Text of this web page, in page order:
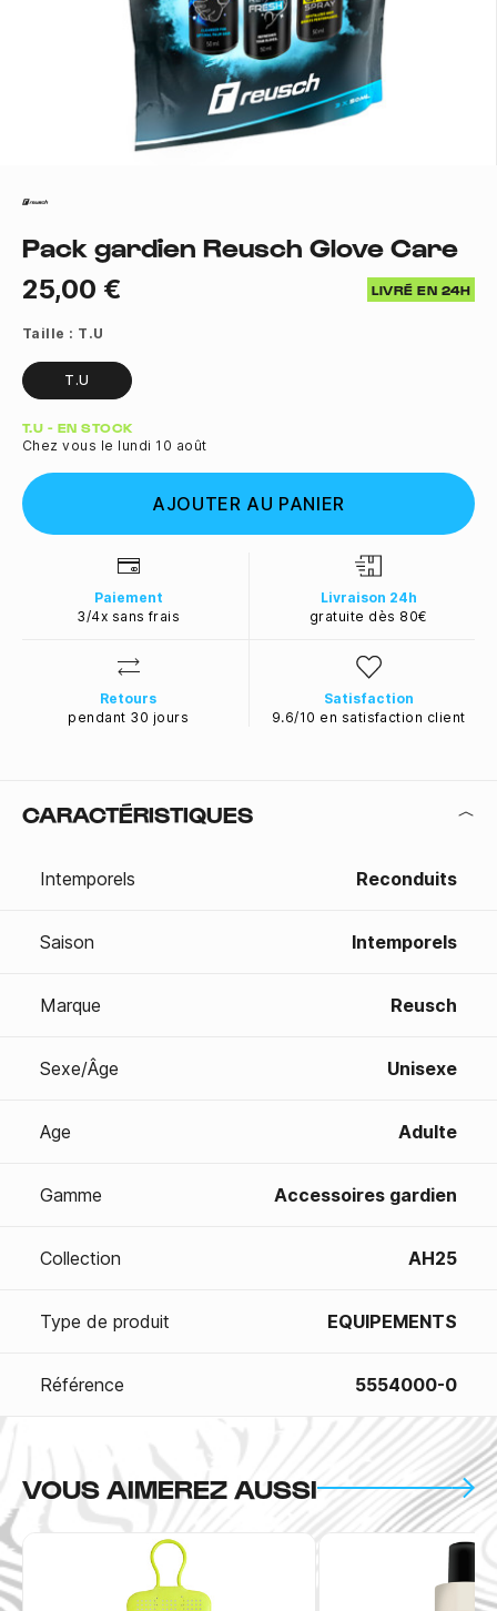
Pack gardien Reusch Glove Care
25,00 € LIVRÉ EN 24H
Taille : T.U
T.U
Quantité
T.U - EN STOCK
Chez vous le lundi 10 août
AJOUTER AU PANIER
Paiement
3/4x sans frais
Livraison 24h
gratuite dès 80€
Retours
pendant 30 jours
Satisfaction
9.6/10 en satisfaction client
CARACTÉRISTIQUES
Intemporels Reconduits
Saison Intemporels
Marque Reusch
Sexe/Âge Unisexe
Age Adulte
Gamme Accessoires gardien
Collection AH25
Type de produit EQUIPEMENTS
Référence 5554000-0
VOUS AIMEREZ AUSSI